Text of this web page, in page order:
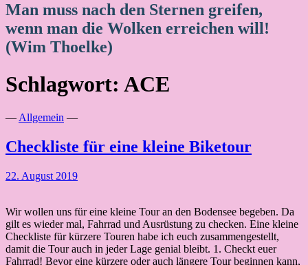
Man muss nach den Sternen greifen,
wenn man die Wolken erreichen will!
(Wim Thoelke)
Schlagwort: ACE
— Allgemein —
Checkliste für eine kleine Biketour
22. August 2019
Wir wollen uns für eine kleine Tour an den Bodensee begeben. Da
gilt es wieder mal, Fahrrad und Ausrüstung zu checken. Eine kleine
Checkliste für kürzere Touren habe ich euch zusammengestellt,
damit die Tour auch in jeder Lage genial bleibt. 1. Checkt euer
Fahrrad! Bevor eine kürzere oder auch längere Tour beginnen kann,